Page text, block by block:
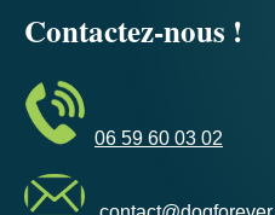
Contactez-nous !
06 59 60 03 02